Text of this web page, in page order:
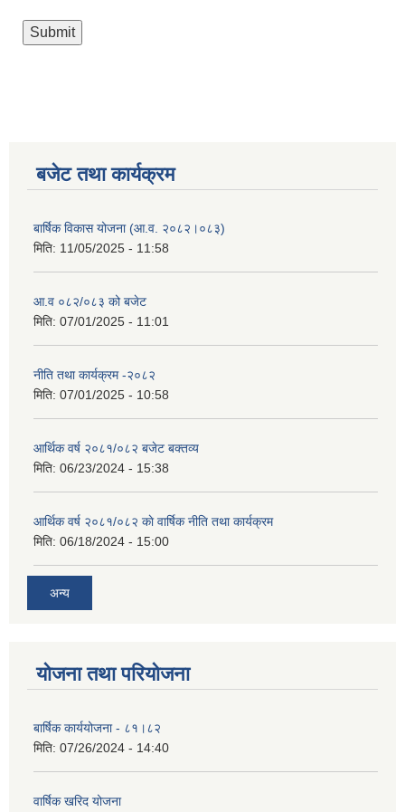
बजेट तथा कार्यक्रम
बार्षिक विकास योजना (आ.व. २०८२।०८३)
मिति: 11/05/2025 - 11:58
आ.व ०८२/०८३ को बजेट
मिति: 07/01/2025 - 11:01
नीति तथा कार्यक्रम -२०८२
मिति: 07/01/2025 - 10:58
आर्थिक वर्ष २०८१/०८२ बजेट बक्तव्य
मिति: 06/23/2024 - 15:38
आर्थिक वर्ष २०८१/०८२ काे वार्षिक नीति तथा कार्यक्रम
मिति: 06/18/2024 - 15:00
अन्य
योजना तथा परियोजना
बार्षिक कार्ययोजना - ८१।८२
मिति: 07/26/2024 - 14:40
वार्षिक खरिद योजना